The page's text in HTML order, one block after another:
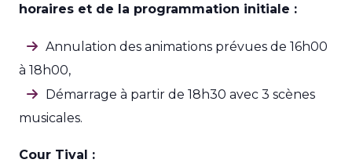
horaires et de la programmation initiale :
Annulation des animations prévues de 16h00
à 18h00,
Démarrage à partir de 18h30 avec 3 scènes
musicales.
Cour Tival :